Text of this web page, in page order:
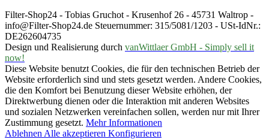
Filter-Shop24 - Tobias Gruchot - Krusenhof 26 - 45731 Waltrop -
info@Filter-Shop24.de Steuernummer: 315/5081/1203 - USt-IdNr.:
DE262604735
Design und Realisierung durch vanWittlaer GmbH - Simply sell it
now!
Diese Website benutzt Cookies, die für den technischen Betrieb der
Website erforderlich sind und stets gesetzt werden. Andere Cookies,
die den Komfort bei Benutzung dieser Website erhöhen, der
Direktwerbung dienen oder die Interaktion mit anderen Websites
und sozialen Netzwerken vereinfachen sollen, werden nur mit Ihrer
Zustimmung gesetzt. Mehr Informationen
Ablehnen Alle akzeptieren Konfigurieren